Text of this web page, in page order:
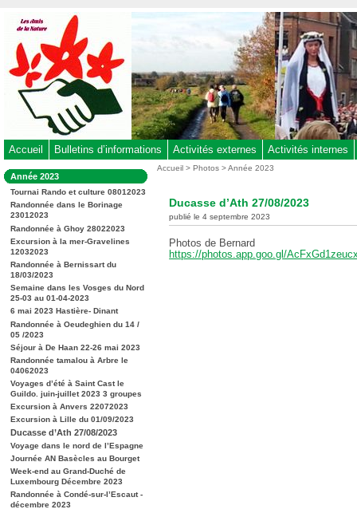
au
contenu
-
Aller
au
menu
-
à
la
recherche
Accueil Bulletins d’informations Activités externes Activités internes
Dans
la
rubrique
:
Année 2023
Tournai Rando et culture 08012023
Randonnée dans le Borinage
23012023
Randonnée à Ghoy 28022023
Excursion à la mer-Gravelines
12032023
Randonnée à Bernissart du
18/03/2023
Semaine dans les Vosges du Nord
25-03 au 01-04-2023
6 mai 2023 Hastière- Dinant
Randonnée à Oeudeghien du 14 /
05 /2023
Séjour à De Haan 22-26 mai 2023
Randonnée tamalou à Arbre le
04062023
Voyages d’été à Saint Cast le
Guildo. juin-juillet 2023 3 groupes
Excursion à Anvers 22072023
Excursion à Lille du 01/09/2023
Ducasse d’Ath 27/08/2023
Voyage dans le nord de l’Espagne
Journée AN Basècles au Bourget
Week-end au Grand-Duché de
Luxembourg Décembre 2023
Randonnée à Condé-sur-l’Escaut -
décembre 2023
Vous
Accueil >Photos >Année 2023
Ducasse d’Ath 27/08/2023
publié le 4 septembre 2023
Photos de Bernard
https://photos.app.goo.gl/